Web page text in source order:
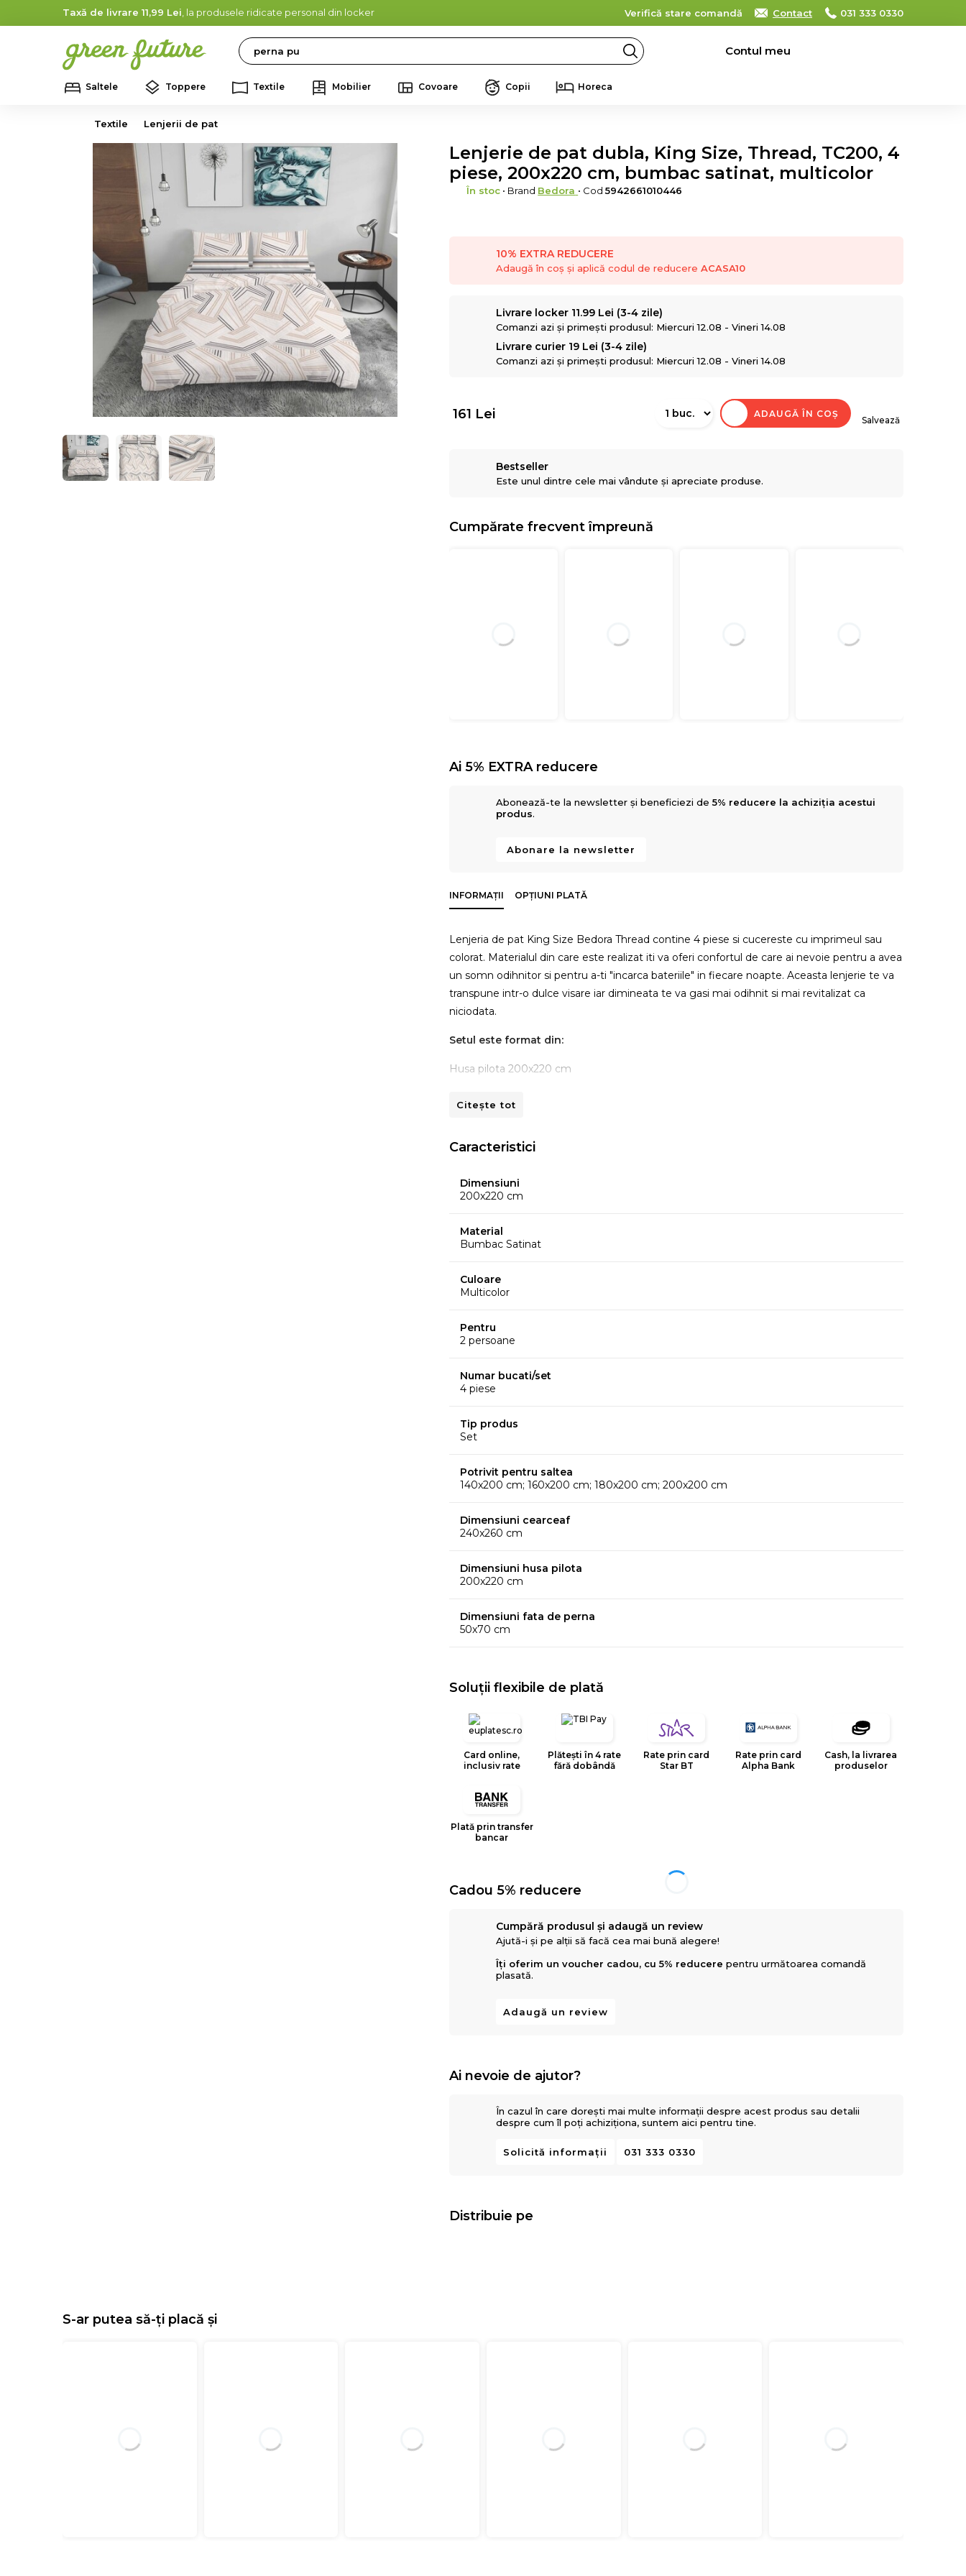
Taxă de livrare 11,99 Lei , la produsele ridicate personal din locker Verifică stare comandă Contact 031 333 0330
Search Contul meu
Saltele Toppere Textile Mobilier Covoare Copii Horeca
Textile Lenjerii de pat
Lenjerie de pat dubla, King Size, Thread, TC200, 4
piese, 200x220 cm, bumbac satinat, multicolor
În stoc • Brand Bedora • Cod5942661010446
10% EXTRA REDUCERE
Adaugă în coș și aplică codul de reducereACASA10
Livrare locker 11.99 Lei (3-4 zile)
Comanzi azi și primești produsul: Miercuri 12.08 - Vineri 14.08
Livrare curier 19 Lei (3-4 zile)
Comanzi azi și primești produsul: Miercuri 12.08 - Vineri 14.08
161 Lei ADAUGĂ ÎN COȘ
Salvează
Bestseller
Este unul dintre cele mai vândute și apreciate produse.
Cumpărate frecvent împreună
Ai 5% EXTRA reducere
Abonează-te la newsletter și beneficiezi de5% reducere la achiziția acestui
produs.
Abonare la newsletter
INFORMAȚII OPȚIUNI PLATĂ
Lenjeria de pat King Size Bedora Thread contine 4 piese si cucereste cu imprimeul sau
colorat. Materialul din care este realizat iti va oferi confortul de care ai nevoie pentru a avea
un somn odihnitor si pentru a-ti "incarca bateriile" in fiecare noapte. Aceasta lenjerie te va
transpune intr-o dulce visare iar dimineata te va gasi mai odihnit si mai revitalizat ca
niciodata.
Setul este format din:
Husa pilota 200x220 cm
Densitate material:
Sistemul de inchidere al pernelor este tip plic, iar cel al cearsafului este cu capse.
usuca normal si este recomandata calcarea la temperatura medie.
Citește tot
Caracteristici
Dimensiuni
200x220 cm
Material
Bumbac Satinat
Culoare
Multicolor
Pentru
2 persoane
Numar bucati/set
4 piese
Tip produs
Set
Potrivit pentru saltea
140x200 cm; 160x200 cm; 180x200 cm; 200x200 cm
Dimensiuni cearceaf
240x260 cm
Dimensiuni husa pilota
200x220 cm
Dimensiuni fata de perna
50x70 cm
Soluții flexibile de plată
Card online,
inclusiv rate
Plătești în 4 rate
fără dobândă
Rate prin card
Star BT
Rate prin card
Alpha Bank
Cash, la livrarea
produselor
Plată prin transfer
bancar
Cadou 5% reducere
Cumpără produsul și adaugă un review
Ajută-i și pe alții să facă cea mai bună alegere!
Îți oferim un voucher cadou, cu 5% reducere pentru următoarea comandă
plasată.
Adaugă un review
Ai nevoie de ajutor?
În cazul în care dorești mai multe informații despre acest produs sau detalii
despre cum îl poți achiziționa, suntem aici pentru tine.
Solicită informații 031 333 0330
Distribuie pe
S-ar putea să-ți placă și